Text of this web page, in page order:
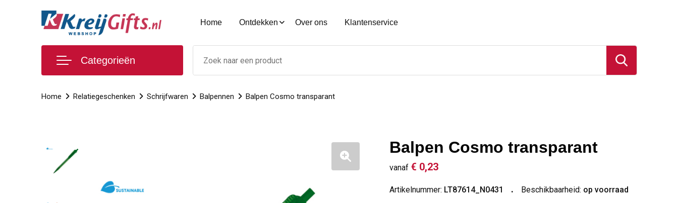
Home Ontdekken Over ons Klantenservice
Categorieën
Home Relatiegeschenken Schrijfwaren Balpennen Balpen Cosmo transparant
Balpen Cosmo transparant
vanaf € 0,23
Artikelnummer: LT87614_N0431 Beschikbaarheid: op voorraad